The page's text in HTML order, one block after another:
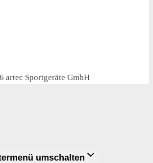
artec Sportgeräte GmbH
umschalten